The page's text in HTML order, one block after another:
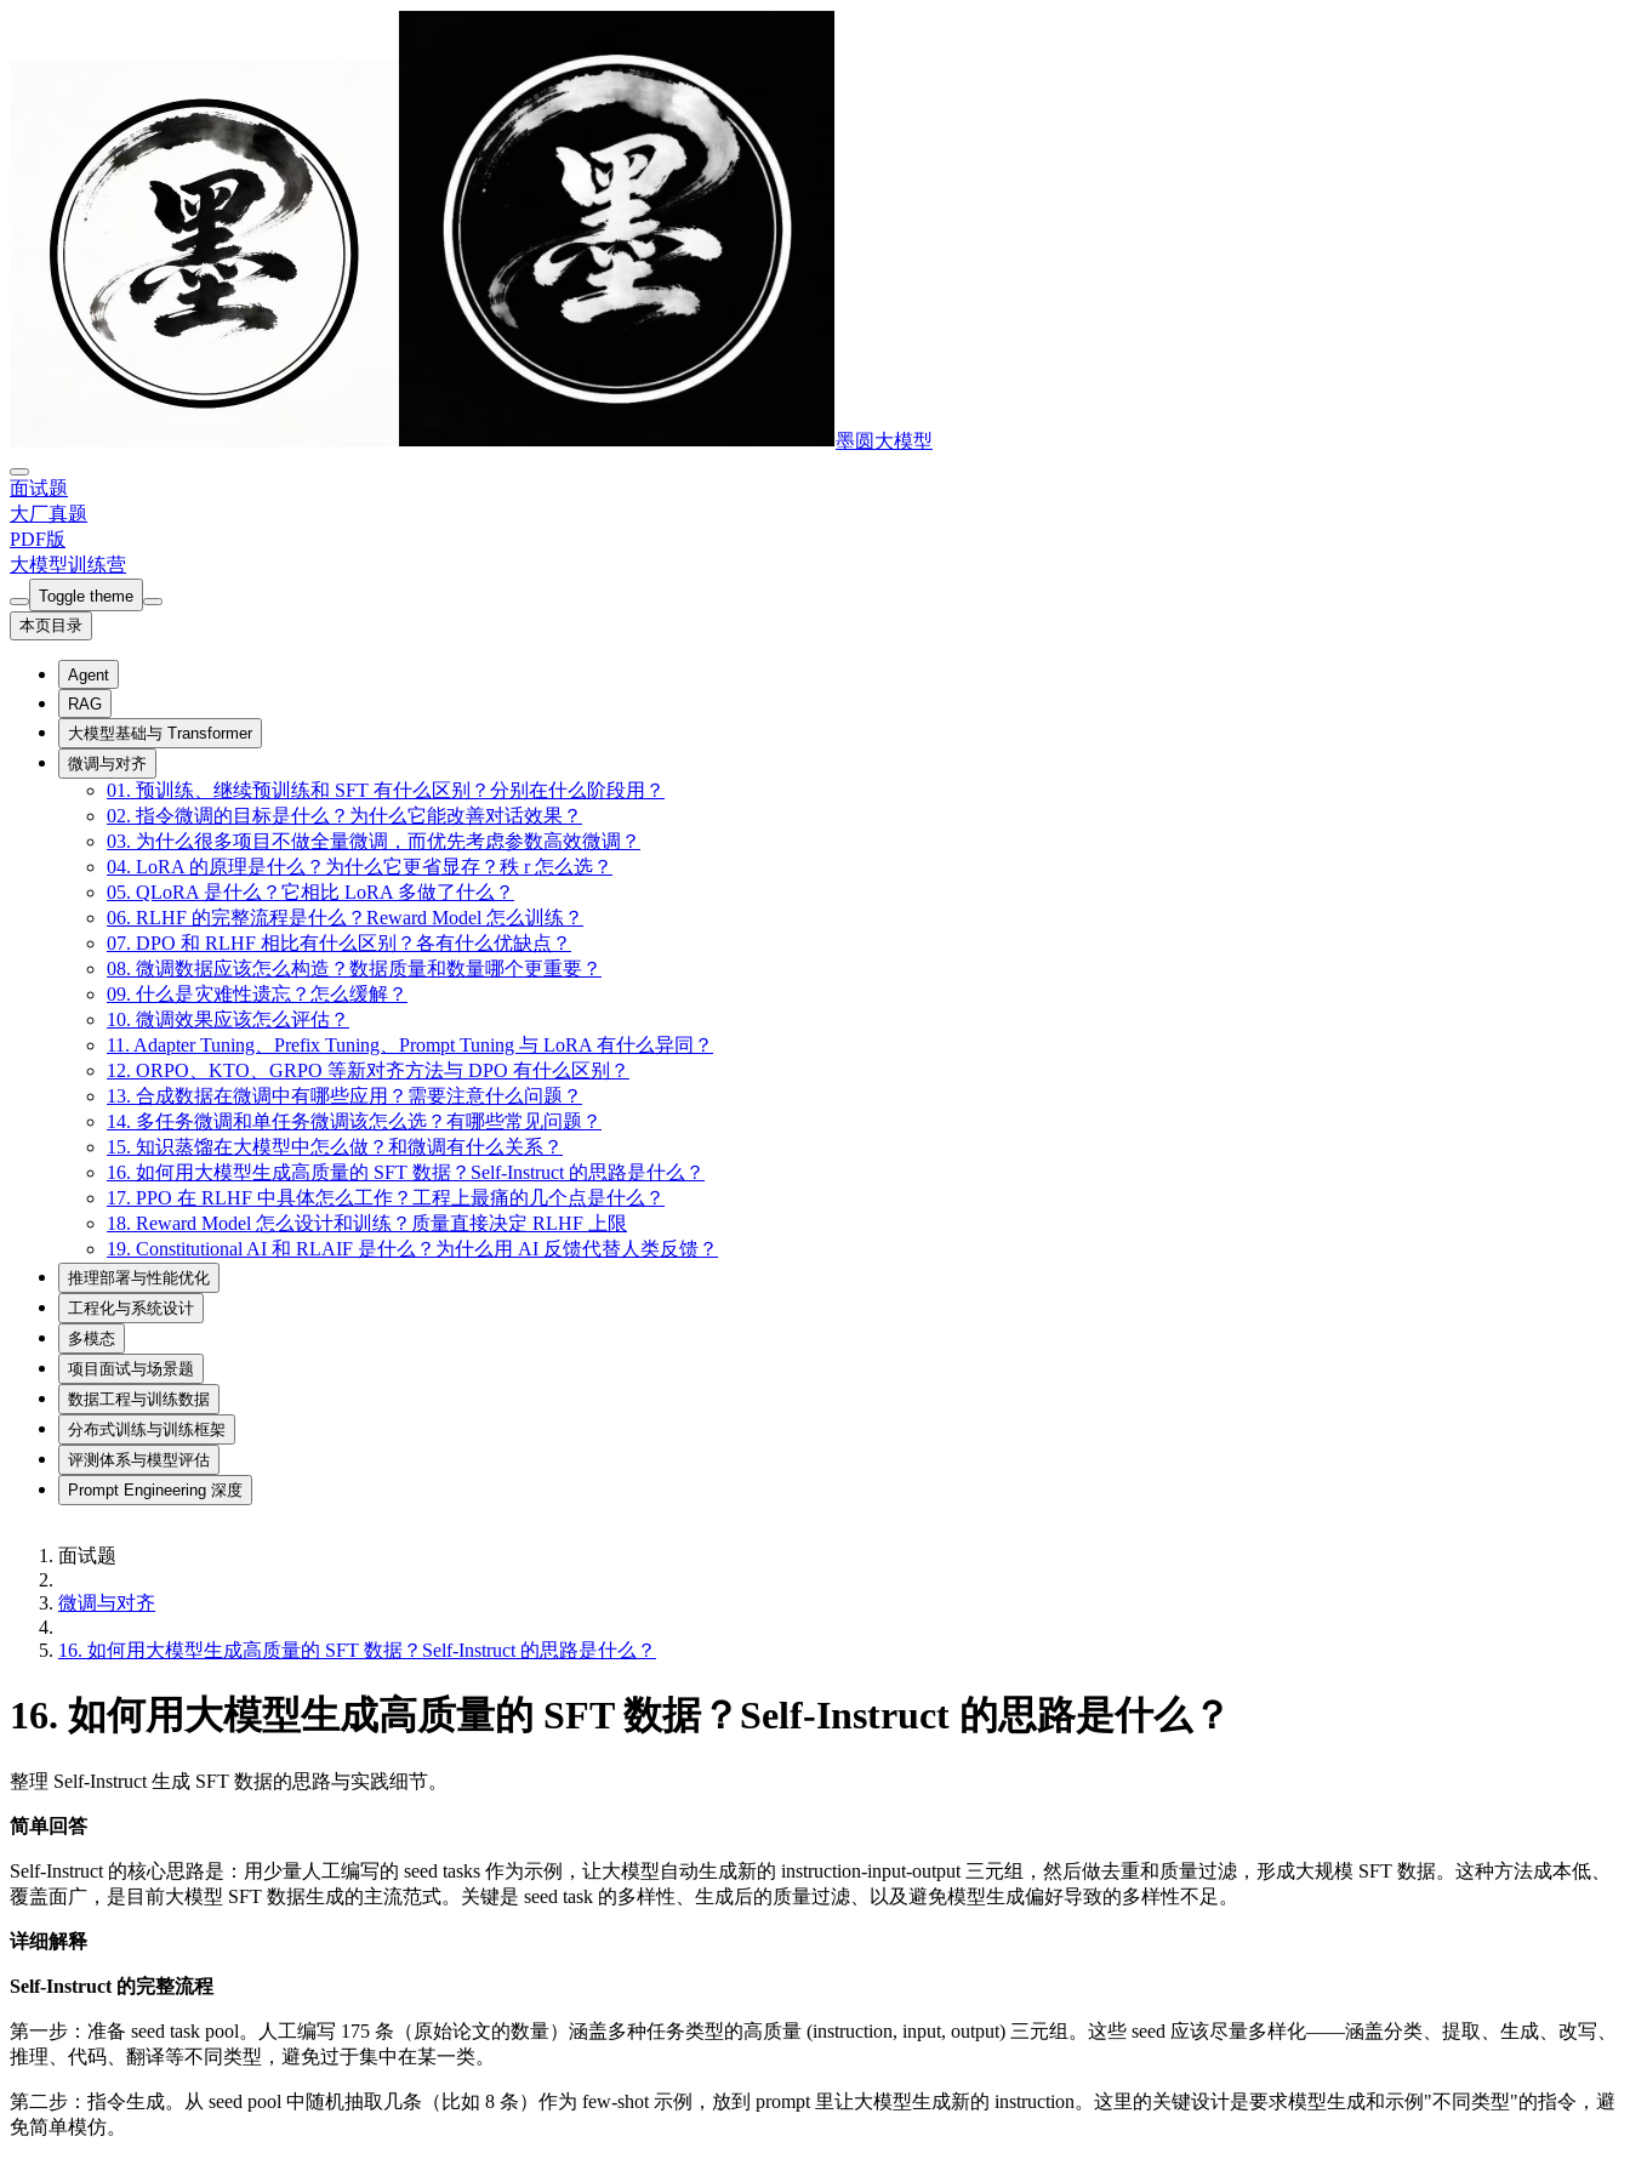
墨圆大模型
面试题
大厂真题
PDF版
大模型训练营
Toggle theme
本页目录
Agent
RAG
大模型基础与 Transformer
微调与对齐
01. 预训练、继续预训练和 SFT 有什么区别？分别在什么阶段用？
02. 指令微调的目标是什么？为什么它能改善对话效果？
03. 为什么很多项目不做全量微调，而优先考虑参数高效微调？
04. LoRA 的原理是什么？为什么它更省显存？秩 r 怎么选？
05. QLoRA 是什么？它相比 LoRA 多做了什么？
06. RLHF 的完整流程是什么？Reward Model 怎么训练？
07. DPO 和 RLHF 相比有什么区别？各有什么优缺点？
08. 微调数据应该怎么构造？数据质量和数量哪个更重要？
09. 什么是灾难性遗忘？怎么缓解？
10. 微调效果应该怎么评估？
11. Adapter Tuning、Prefix Tuning、Prompt Tuning 与 LoRA 有什么异同？
12. ORPO、KTO、GRPO 等新对齐方法与 DPO 有什么区别？
13. 合成数据在微调中有哪些应用？需要注意什么问题？
14. 多任务微调和单任务微调该怎么选？有哪些常见问题？
15. 知识蒸馏在大模型中怎么做？和微调有什么关系？
16. 如何用大模型生成高质量的 SFT 数据？Self-Instruct 的思路是什么？
17. PPO 在 RLHF 中具体怎么工作？工程上最痛的几个点是什么？
18. Reward Model 怎么设计和训练？质量直接决定 RLHF 上限
19. Constitutional AI 和 RLAIF 是什么？为什么用 AI 反馈代替人类反馈？
推理部署与性能优化
工程化与系统设计
多模态
项目面试与场景题
数据工程与训练数据
分布式训练与训练框架
评测体系与模型评估
Prompt Engineering 深度
面试题
微调与对齐
16. 如何用大模型生成高质量的 SFT 数据？Self-Instruct 的思路是什么？
16. 如何用大模型生成高质量的 SFT 数据？Self-Instruct 的思路是什么？
整理 Self-Instruct 生成 SFT 数据的思路与实践细节。
简单回答
Self-Instruct 的核心思路是：用少量人工编写的 seed tasks 作为示例，让大模型自动生成新的 instruction-input-output 三元组，然后做去重和质量过滤，形成大规模 SFT 数据。这种方法成本低、
覆盖面广，是目前大模型 SFT 数据生成的主流范式。关键是 seed task 的多样性、生成后的质量过滤、以及避免模型生成偏好导致的多样性不足。
详细解释
Self-Instruct 的完整流程
第一步：准备 seed task pool。人工编写 175 条（原始论文的数量）涵盖多种任务类型的高质量 (instruction, input, output) 三元组。这些 seed 应该尽量多样化——涵盖分类、提取、生成、改写、
推理、代码、翻译等不同类型，避免过于集中在某一类。
第二步：指令生成。从 seed pool 中随机抽取几条（比如 8 条）作为 few-shot 示例，放到 prompt 里让大模型生成新的 instruction。这里的关键设计是要求模型生成和示例"不同类型"的指令，避
免简单模仿。